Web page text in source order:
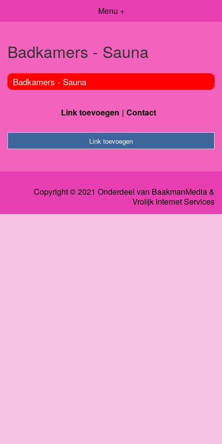
Menu +
Badkamers - Sauna
Badkamers - Sauna
Link toevoegen Contact
Link toevoegen
Copyright © 2021 Onderdeel van BaakmanMedia&
Vrolijk Internet Services